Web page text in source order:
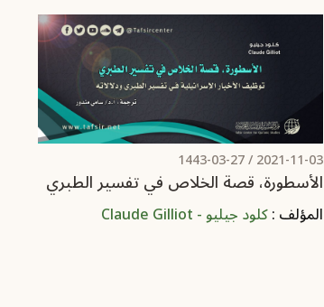
2021-11-03
/ 1443-03-27
الأسطورة، قصة الخلاص في تفسير الطبري
المؤلف :كلود جيليو - Claude Gilliot